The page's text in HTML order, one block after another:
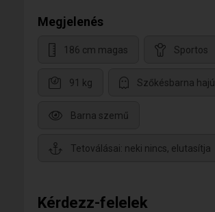
Megjelenés
186 cm magas Sportos
91 kg Szőkésbarna hajú
Barna szemű
Tetoválásai: neki nincs, elutasítja
Kérdezz-felelek